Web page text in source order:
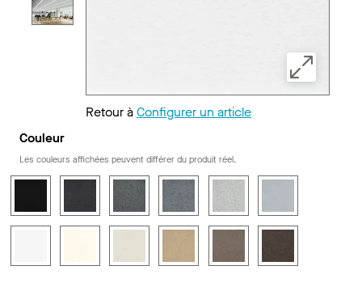
Retour àConfigurer un article
Couleur
Les couleurs affichées peuvent différer du produit réel.